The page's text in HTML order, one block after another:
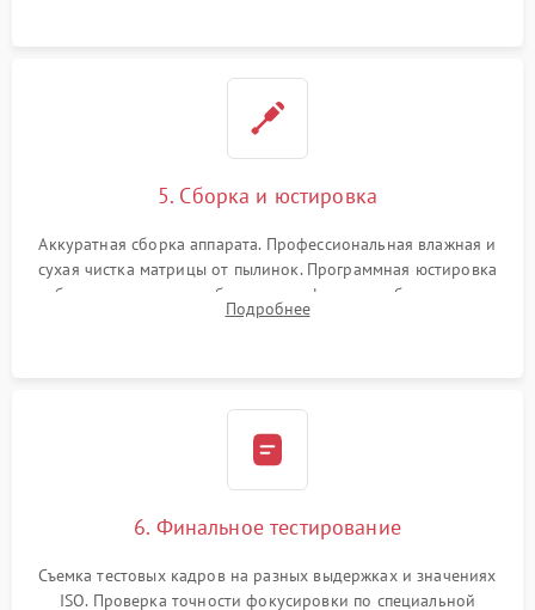
5. Сборка и юстировка
Аккуратная сборка аппарата. Профессиональная влажная и
сухая чистка матрицы от пылинок. Программная юстировка
рабочего отрезка, калибровка автофокуса, стабилизатора и
экспозамера с помощью сервисного ПО.
Подробнее
6. Финальное тестирование
Съемка тестовых кадров на разных выдержках и значениях
ISO. Проверка точности фокусировки по специальной